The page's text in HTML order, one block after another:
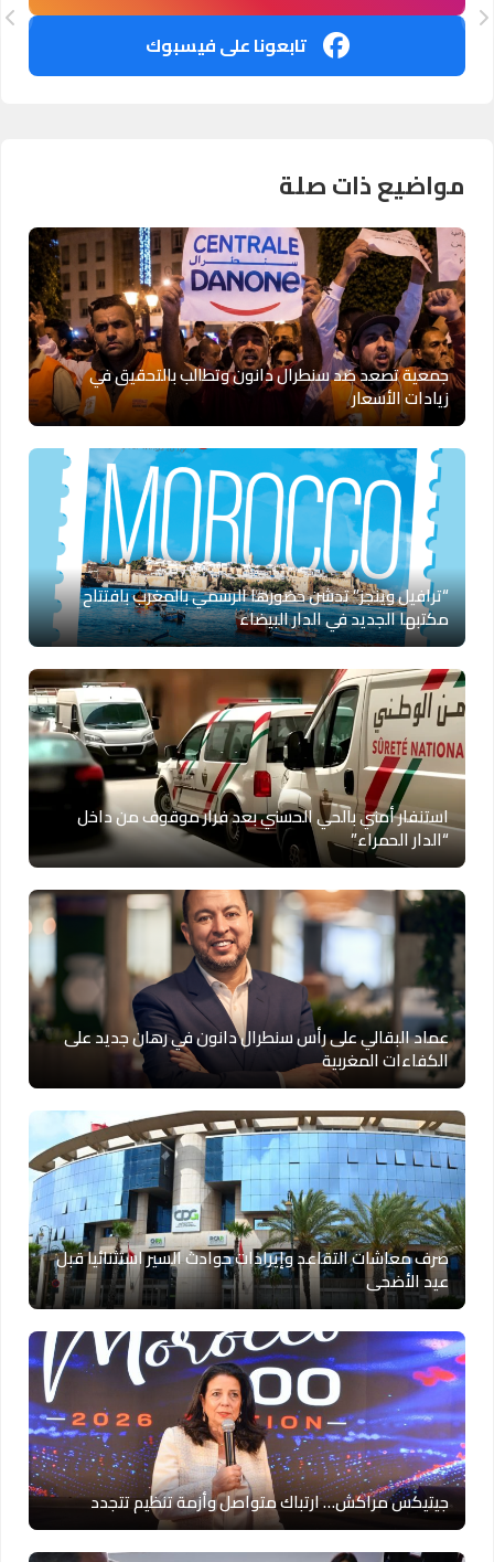
تابعونا على فيسبوك
مواضيع ذات صلة
جمعية تصعد ضد سنطرال دانون وتطالب بالتحقيق في
زيادات الأسعار
“ترافيل وينجز” تدشن حضورها الرسمي بالمغرب بافتتاح
مكتبها الجديد في الدار البيضاء
استنفار أمني بالحي الحسني بعد فرار موقوف من داخل
“الدار الحمراء”
عماد البقالي على رأس سنطرال دانون في رهان جديد على
الكفاءات المغربية
صرف معاشات التقاعد وإيرادات حوادث السير استثنائيا قبل
عيد الأضحى
جيتيكس مراكش… ارتباك متواصل وأزمة تنظيم تتجدد